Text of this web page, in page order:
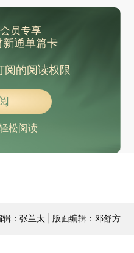
员专享
通单篇卡
的阅读权限
松阅读
辑：张兰太 | 版面编辑：邓舒方